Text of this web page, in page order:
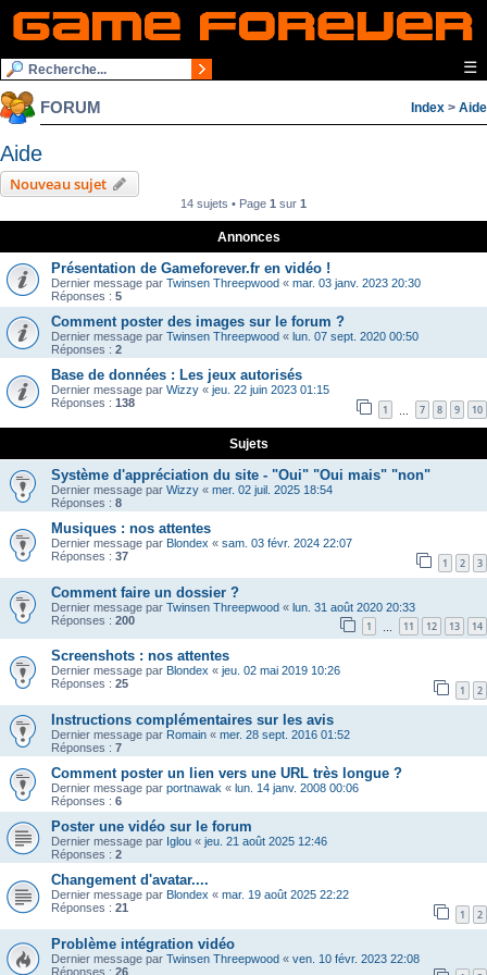
☰
FORUM Index > Aide
Aide
Nouveau sujet
14 sujets • Page 1 sur 1
Annonces
Présentation de Gameforever.fr en vidéo !
Dernier message par Twinsen Threepwood « mar. 03 janv. 2023 20:30
Réponses : 5
Comment poster des images sur le forum ?
Dernier message par Twinsen Threepwood « lun. 07 sept. 2020 00:50
Réponses : 2
Base de données : Les jeux autorisés
Dernier message par Wizzy « jeu. 22 juin 2023 01:15
Réponses : 138 1 7 8 9 10
Sujets
Système d'appréciation du site - "Oui" "Oui mais" "non"
Dernier message par Wizzy « mer. 02 juil. 2025 18:54
Réponses : 8
Musiques : nos attentes
Dernier message par Blondex « sam. 03 févr. 2024 22:07
Réponses : 37 1 2 3
Comment faire un dossier ?
Dernier message par Twinsen Threepwood « lun. 31 août 2020 20:33
Réponses : 200 1 11 12 13 14
Screenshots : nos attentes
Dernier message par Blondex « jeu. 02 mai 2019 10:26
Réponses : 25 1 2
Instructions complémentaires sur les avis
Dernier message par Romain « mer. 28 sept. 2016 01:52
Réponses : 7
Comment poster un lien vers une URL très longue ?
Dernier message par portnawak « lun. 14 janv. 2008 00:06
Réponses : 6
Poster une vidéo sur le forum
Dernier message par Iglou « jeu. 21 août 2025 12:46
Réponses : 2
Changement d'avatar....
Dernier message par Blondex « mar. 19 août 2025 22:22
Réponses : 21 1 2
Problème intégration vidéo
Dernier message par Twinsen Threepwood « ven. 10 févr. 2023 22:08
Réponses : 26